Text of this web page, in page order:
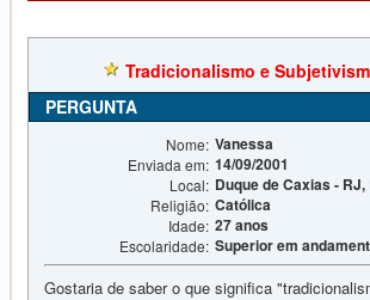
Tradicionalismo e
PERGUNTA
Nome: Vanessa
Enviada em: 14/09/2001
Local: Duque de Caxias -
Religião: Católica
Idade: 27 anos
Escolaridade: Superior em
Gostaria de saber o que significa